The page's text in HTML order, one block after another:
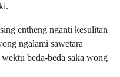
entheng nganti kesulitan
ngalami sawetara
beda-beda saka wong